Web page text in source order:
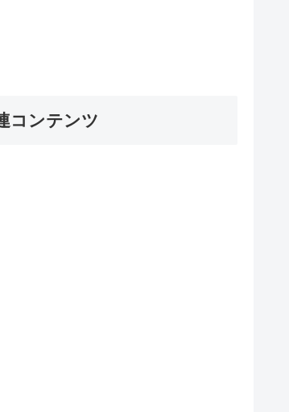
コンテンツ